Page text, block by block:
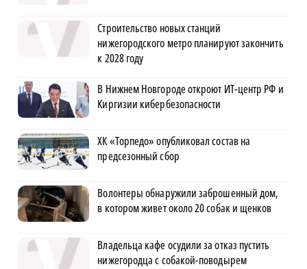
Строительство новых станций
нижегородского метро планируют закончить
к 2028 году
В Нижнем Новгороде откроют ИТ-центр РФ и
Киргизии кибербезопасности
ХК «Торпедо» опубликовал состав на
предсезонный сбор
Волонтеры обнаружили заброшенный дом,
в котором живет около 20 собак и щенков
Владельца кафе осудили за отказ пустить
нижегородца с собакой-поводырем